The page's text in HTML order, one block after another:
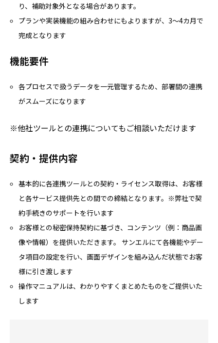
り、補助対象外となる場合があります。
プランや実装機能の組み合わせにもよりますが、3～4カ月で
完成となります
機能要件
各プロセスで扱うデータを一元管理するため、部署間の連携
がスムーズになります
※他社ツールとの連携についてもご相談いただけます
契約・提供内容
基本的に各連携ツールとの契約・ライセンス取得は、お客様
と各サービス提供先との間での締結となります。※弊社で契
約手続きのサポートを行います
お客様との秘密保持契約に基づき、コンテンツ（例：商品画
像や情報）を提供いただきます。 サンエルにて各機能やデー
タ項目の設定を行い、画面デザインを組み込んだ状態でお客
様に引き渡します
操作マニュアルは、わかりやすくまとめたものをご提供いた
します